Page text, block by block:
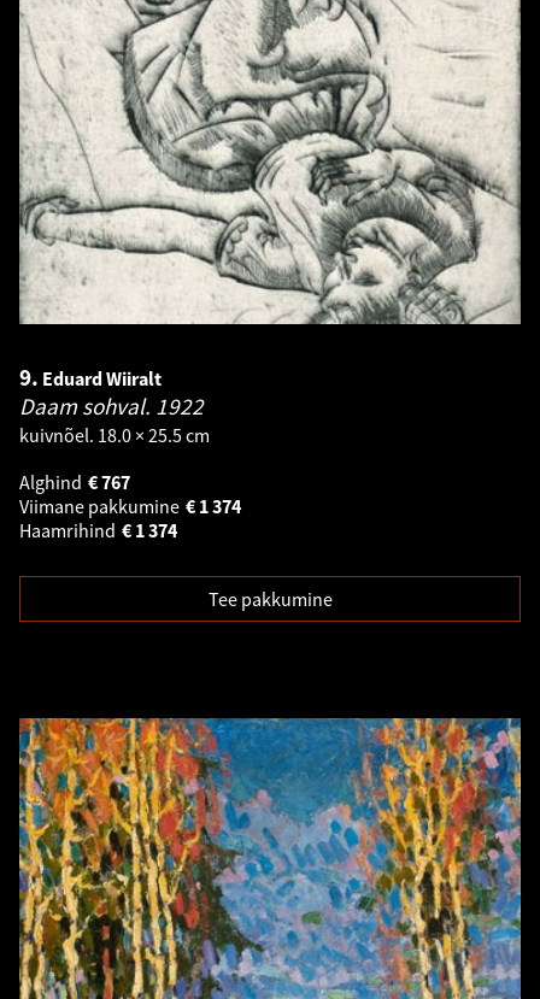
9. Eduard Wiiralt
Daam sohval. 1922
kuivnõel. 18.0 × 25.5 cm
Alghind
767
€
Viimane pakkumine
1 374
€
Haamrihind
1 374
€
Tee pakkumine